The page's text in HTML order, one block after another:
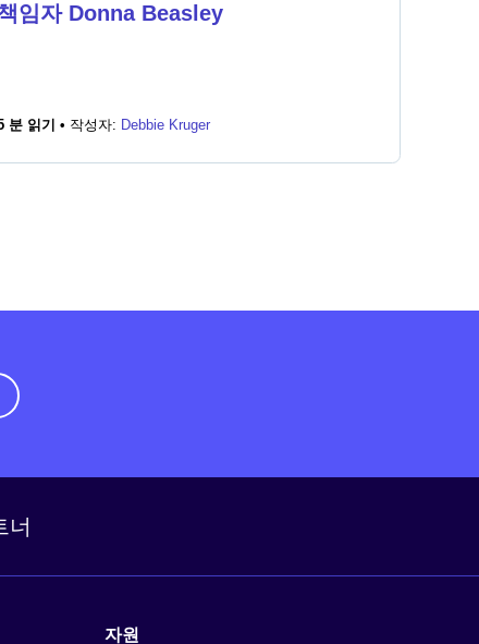
임자 Donna Beasley
분 읽기 • 작성자: Debbie Kruger
너
자원